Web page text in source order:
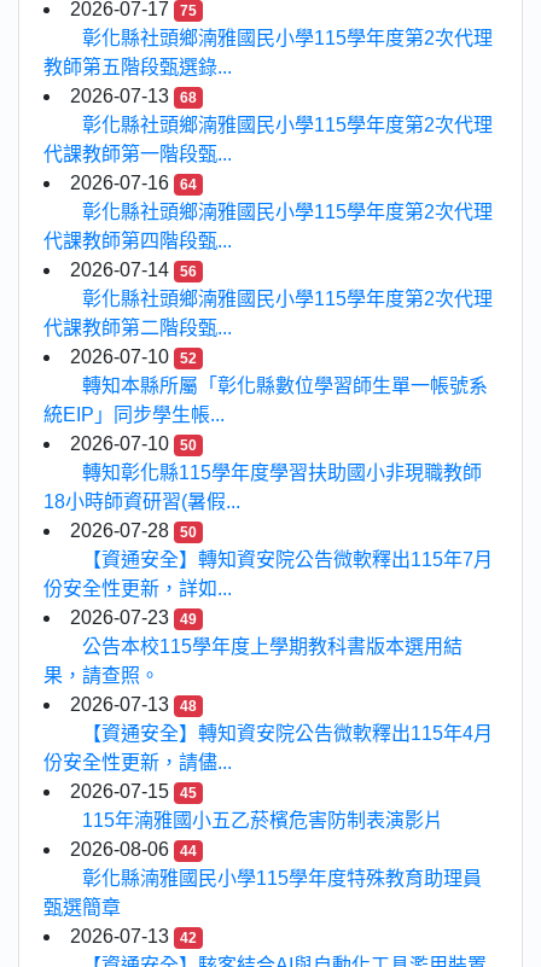
2026-07-17
75
彰化縣社頭鄉湳雅國民小學115學年度第2次代理
教師第五階段甄選錄...
2026-07-13
68
彰化縣社頭鄉湳雅國民小學115學年度第2次代理
代課教師第一階段甄...
2026-07-16
64
彰化縣社頭鄉湳雅國民小學115學年度第2次代理
代課教師第四階段甄...
2026-07-14
56
彰化縣社頭鄉湳雅國民小學115學年度第2次代理
代課教師第二階段甄...
2026-07-10
52
轉知本縣所屬「彰化縣數位學習師生單一帳號系
統EIP」同步學生帳...
2026-07-10
50
轉知彰化縣115學年度學習扶助國小非現職教師
18小時師資研習(暑假...
2026-07-28
50
【資通安全】轉知資安院公告微軟釋出115年7月
份安全性更新，詳如...
2026-07-23
49
公告本校115學年度上學期教科書版本選用結
果，請查照。
2026-07-13
48
【資通安全】轉知資安院公告微軟釋出115年4月
份安全性更新，請儘...
2026-07-15
45
115年湳雅國小五乙菸檳危害防制表演影片
2026-08-06
44
彰化縣湳雅國民小學115學年度特殊教育助理員
甄選簡章
2026-07-13
42